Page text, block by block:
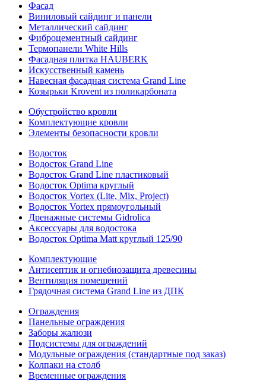
Фасад
Виниловый сайдинг и панели
Металлический сайдинг
Фиброцементный сайдинг
Термопанели White Hills
Фасадная плитка HAUBERK
Искусственный камень
Навесная фасадная система Grand Line
Козырьки Krovent из поликарбоната
Обустройство кровли
Комплектующие кровли
Элементы безопасности кровли
Водосток
Водосток Grand Line
Водосток Grand Line пластиковый
Водосток Optima круглый
Водосток Vortex (Lite, Mix, Project)
Водосток Vortex прямоугольный
Дренажные системы Gidrolica
Аксессуары для водостока
Водосток Optima Matt круглый 125/90
Комплектующие
Антисептик и огнебиозащита древесины
Вентиляция помещений
Грядочная система Grand Line из ДПК
Ограждения
Панельные ограждения
Заборы жалюзи
Подсистемы для ограждений
Модульные ограждения (стандартные под заказ)
Колпаки на столб
Временные ограждения